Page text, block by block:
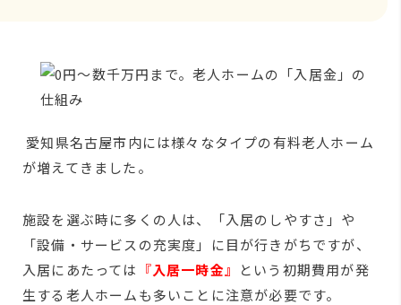
愛知県名古屋市内には様々なタイプの有料老人ホーム
が増えてきました。
施設を選ぶ時に多くの人は、「入居のしやすさ」や
「設備・サービスの充実度」に目が行きがちですが、
入居にあたっては 『入居一時金』
という初期費用が発
生する老人ホームも多いことに注意が必要です。